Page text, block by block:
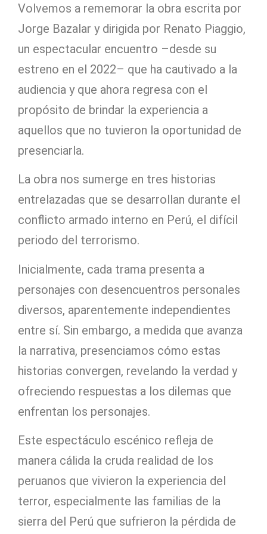
Volvemos a rememorar la obra escrita por
Jorge Bazalar y dirigida por Renato Piaggio,
un espectacular encuentro –desde su
estreno en el 2022– que ha cautivado a la
audiencia y que ahora regresa con el
propósito de brindar la experiencia a
aquellos que no tuvieron la oportunidad de
presenciarla.
La obra nos sumerge en tres historias
entrelazadas que se desarrollan durante el
conflicto armado interno en Perú, el difícil
periodo del terrorismo.
Inicialmente, cada trama presenta a
personajes con desencuentros personales
diversos, aparentemente independientes
entre sí. Sin embargo, a medida que avanza
la narrativa, presenciamos cómo estas
historias convergen, revelando la verdad y
ofreciendo respuestas a los dilemas que
enfrentan los personajes.
Este espectáculo escénico refleja de
manera cálida la cruda realidad de los
peruanos que vivieron la experiencia del
terror, especialmente las familias de la
sierra del Perú que sufrieron la pérdida de